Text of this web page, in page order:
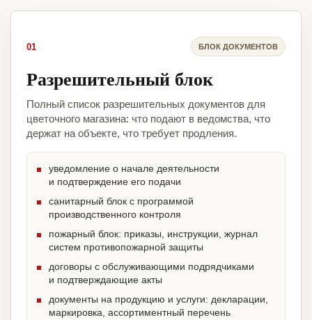
01 БЛОК ДОКУМЕНТОВ
Разрешительный блок
Полный список разрешительных документов для
цветочного магазина: что подают в ведомства, что
держат на объекте, что требует продления.
уведомление о начале деятельности
и подтверждение его подачи
санитарный блок с программой
производственного контроля
пожарный блок: приказы, инструкции, журнал
систем противопожарной защиты
договоры с обслуживающими подрядчиками
и подтверждающие акты
документы на продукцию и услуги: декларации,
маркировка, ассортиментный перечень